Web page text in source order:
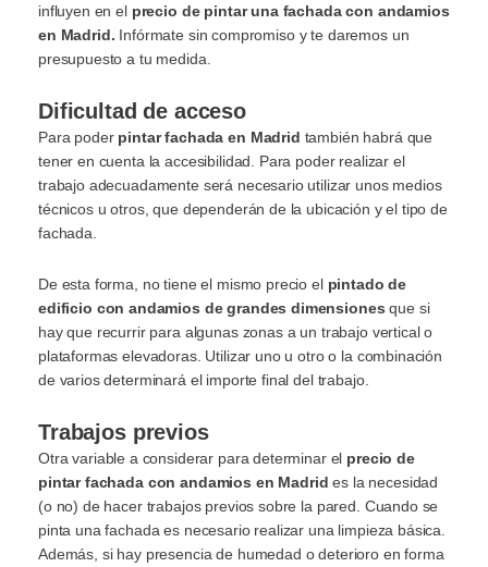
influyen en elprecio de pintar una fachada con andamios
en Madrid. Infórmate sin compromiso y te daremos un
presupuesto a tu medida.
Dificultad de acceso
Para poder pintar fachada en Madrid también habrá que
tener en cuenta la accesibilidad. Para poder realizar el
trabajo adecuadamente será necesario utilizar unos medios
técnicos u otros, que dependerán de la ubicación y el tipo de
fachada.
De esta forma, no tiene el mismo precio el pintado de
edificio con andamios de grandes dimensiones que si
hay que recurrir para algunas zonas a un trabajo vertical o
plataformas elevadoras. Utilizar uno u otro o la combinación
de varios determinará el importe final del trabajo.
Trabajos previos
Otra variable a considerar para determinar el precio de
pintar fachada con andamios en Madrid es la necesidad
(o no) de hacer trabajos previos sobre la pared. Cuando se
pinta una fachada es necesario realizar una limpieza básica.
Además, si hay presencia de humedad o deterioro en forma